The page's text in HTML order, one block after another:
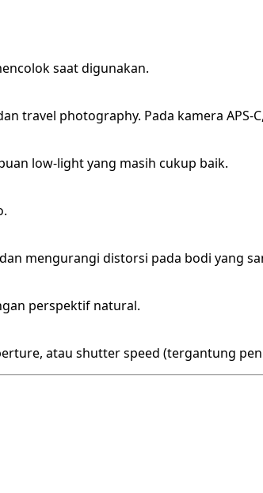
saat digunakan.
travel photography. Pada kamera APS-
low-light yang masih cukup baik.
mengurangi distorsi pada bodi yang
perspektif natural.
atau shutter speed (tergantung